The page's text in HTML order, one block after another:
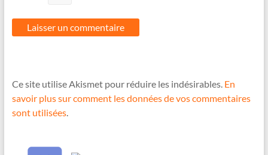
Ce site utilise Akismet pour réduire les indésirables. En
savoir plus sur comment les données de vos commentaires
sont utilisées.